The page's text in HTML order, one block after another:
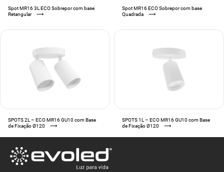
Spot MR16 3L ECO Sobrepor com base
Retangular
⟶
Spot MR16 ECO Sobrepor com base
Quadrada
⟶
SPOTS 2L – ECO MR16 GU10 com Base
de Fixação Ø120
⟶
SPOTS 1L – ECO MR16 GU10 com Base
de Fixação Ø120
⟶